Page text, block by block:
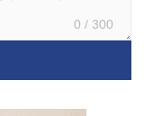
0 / 300